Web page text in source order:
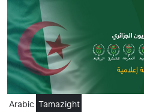
Skip to main content
Arabic Tamazight